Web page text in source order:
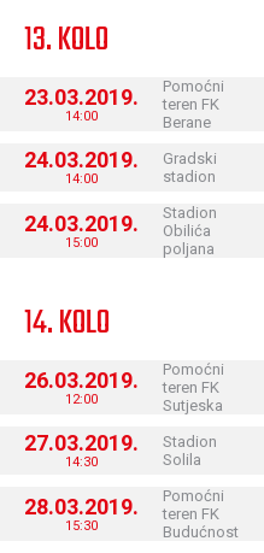
13. KOLO
23.03.2019.
14:00
Pomoćni
teren FK
Berane
24.03.2019.
14:00
Gradski
stadion
24.03.2019.
15:00
Stadion
Obilića
poljana
14. KOLO
26.03.2019.
12:00
Pomoćni
teren FK
Sutjeska
27.03.2019.
14:30
Stadion
Solila
28.03.2019.
15:30
Pomoćni
teren FK
Budućnost